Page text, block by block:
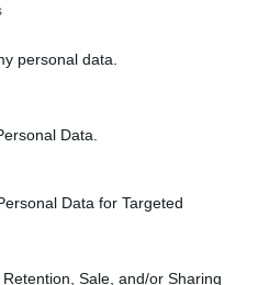
personal data.
Data.
Data for Targeted
Sale, and/or Sharing